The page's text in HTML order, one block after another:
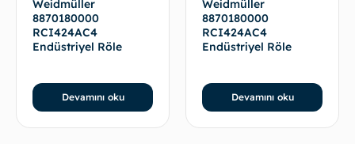
Weidmüller
8870180000
RCI424AC4
Endüstriyel Röle
Devamını oku
Weidmüller
8870180000
RCI424AC4
Endüstriyel Röle
Devamını oku